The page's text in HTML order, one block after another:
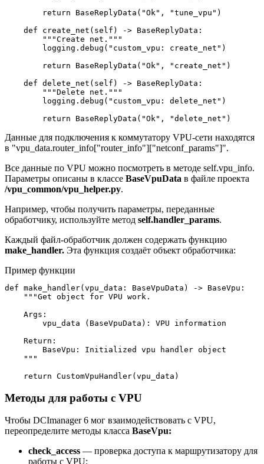
        return BaseReplyData("Ok", "tune_vpu")
    def create_net(self) -> BaseReplyData:
        """Create net."""
        logging.debug("custom_vpu: create_net")
        return BaseReplyData("Ok", "create_net")
    def delete_net(self) -> BaseReplyData:
        """Delete net."""
        logging.debug("custom_vpu: delete_net")
        return BaseReplyData("Ok", "delete_net")
Данные для подключения к коммутатору VPU-сети находятся
в "vpu_data.router_info["router_info"]["netconf_params"]".
Все данные по VPU можно посмотреть в методе self.vpu_info.
Параметры описаны в классе BaseVpuData в файле проекта
/vpu_common/vpu_helper.py.
Например, чтобы получить параметры, переданные
обработчику, используйте метод self.handler_params.
Каждый файл-обработчик должен содержать функцию
make_handler. Эта функция создаёт объект обработчика:
Пример функции
def make_handler(vpu_data: BaseVpuData) -> BaseVpu:
    """Get object for VPU work.
    Args:
        vpu_data (BaseVpuData): VPU information
    Return:
        BaseVpu: Initialized vpu handler object
    """
    return CustomVpuHandler(vpu_data)
Методы для работы с VPU
Чтобы DCImanager 6 мог взаимодействовать с VPU,
переопределите методы класса BaseVpu:
check_access — проверка доступа к маршрутизатору для
работы с VPU;